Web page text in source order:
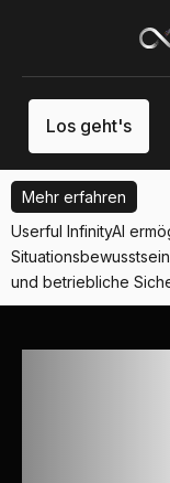
Los geht's
Mehr erfahren
Userful InfinityAI
und betriebliche